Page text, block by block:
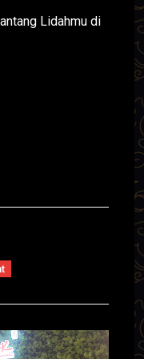
Lidahmu di